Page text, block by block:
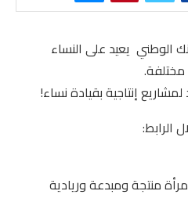
الوطني يعيد على النساء
مختلفة.
إنتاجية بقيادة نساء!
منتجة ومبدعة وريادية